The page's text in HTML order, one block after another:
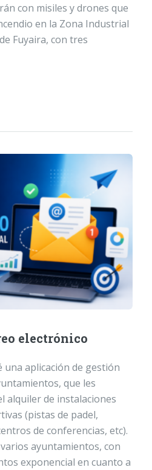
con misiles y drones que
en la Zona Industrial
Fuyaira, con tres
electrónico
una aplicación de gestión
que les
alquiler de instalaciones
(pistas de padel,
de conferencias, etc).
ayuntamientos, con
exponencial en cuanto a